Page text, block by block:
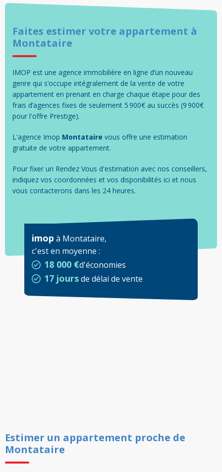
Faites estimer votre appartement à
Montataire
IMOP est une agence immobilière en ligne d’un nouveau
genre qui s’occupe intégralement de la vente de votre
appartement en prenant en charge chaque étape pour des
frais d’agences fixes de seulement 5 900€ au succès (9 900€
pour l'offre Prestige).
L'agence Imop Montataire vous offre une estimation
gratuite de votre appartement.
Pour fixer un Rendez Vous d'estimation avec nos conseillers,
indiquez vos coordonnées et vos disponibilités ici et nous
vous contacterons dans les 24 heures.
imop à Montataire,
c'est en moyenne :
18 000 €d'économies
17 joursde délai de vente
Estimer un appartement proche de
Montataire